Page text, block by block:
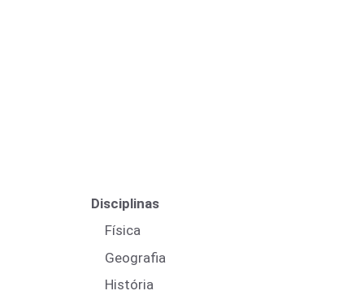
Disciplinas
Física
Geografia
História